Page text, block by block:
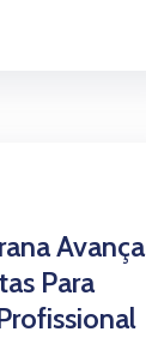
Avança
Para